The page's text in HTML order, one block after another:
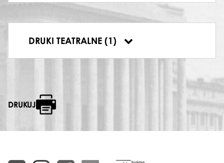
DRUKI TEATRALNE (1)
Händel 28-04-1962
DRUKUJ